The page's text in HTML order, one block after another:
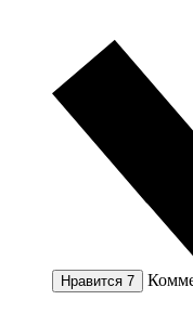
Нравится 7